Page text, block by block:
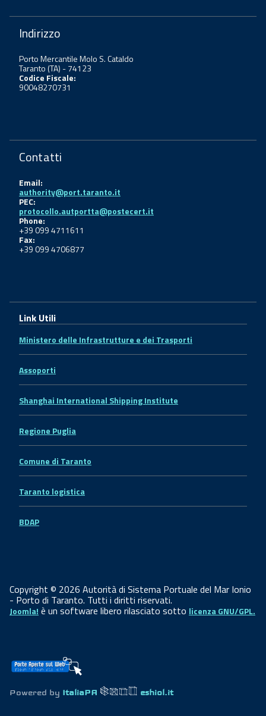
Indirizzo
Porto Mercantile Molo S. Cataldo
Taranto (TA) - 74123
Codice Fiscale:
90048270731
Contatti
Email:
authority@port.taranto.it
PEC:
protocollo.autportta@postecert.it
Phone:
+39 099 4711611
Fax:
+39 099 4706877
Link Utili
Ministero delle Infrastrutture e dei Trasporti
Assoporti
Shanghai International Shipping Institute
Regione Puglia
Comune di Taranto
Taranto logistica
BDAP
Copyright © 2026 Autorità di Sistema Portuale del Mar Ionio
- Porto di Taranto. Tutti i diritti riservati.
Joomla! è un software libero rilasciato sotto licenza GNU/GPL.
Powered by ItaliaPA eshiol.it